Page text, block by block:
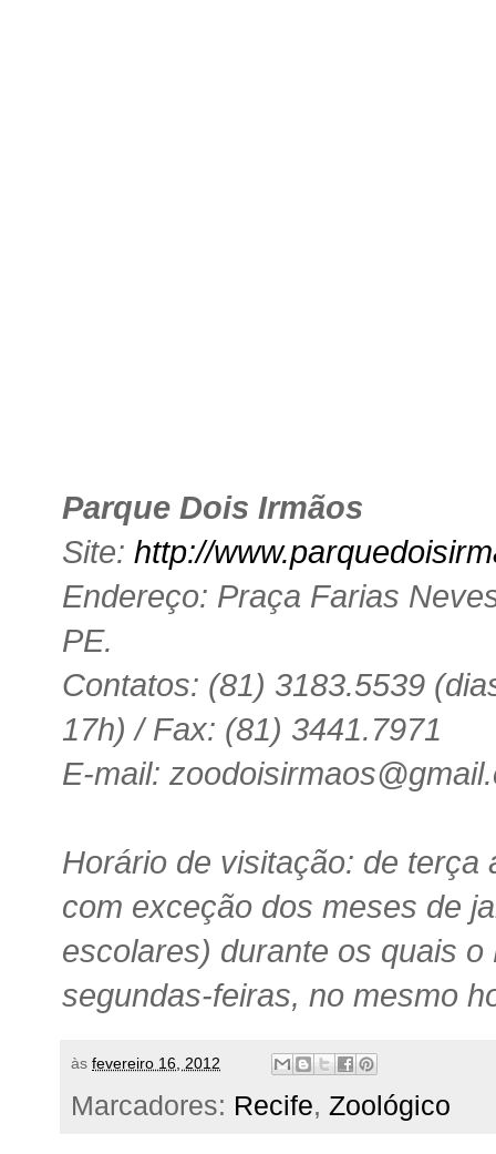
Parque Dois Irmãos
Site: http://
Endereço: Praça Farias
PE.
Contatos: (81) 3183.5539
17h) / Fax: (81) 3441.7971
E-mail:
Horário de visitação: de terça
com exceção dos meses de
escolares) durante os quais
segundas-feiras, no mesmo
às fevereiro 16, 2012
Marcadores: Recife, Zoológico